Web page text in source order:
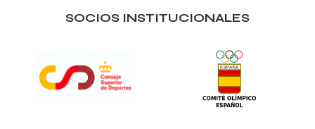
SOCIOS INSTITUCIONALES